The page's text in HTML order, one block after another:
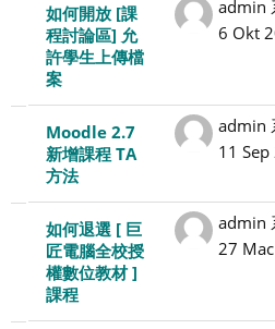
如何開放 [課
程討論區] 允
許學生上傳檔
案
admin
6 Okt
Moodle 2.7
新增課程 TA
方法
admin
11
如何退選 [ 巨
匠電腦全校授
權數位教材 ]
課程
admin
27